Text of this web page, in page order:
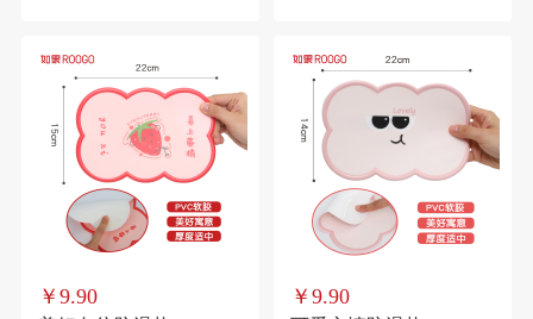
￥9.90 ￥9.90